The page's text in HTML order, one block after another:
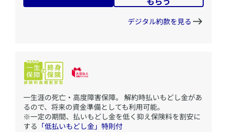
デジタル約款を見る
​一生涯の死亡・高度障害保障。 解約時払いもどし金があ
るので、将来の資金準備としても利用可能。
※一定の期間、払いもどし金を低く抑え保険料を割安に
する 「低払いもどし金」特則付